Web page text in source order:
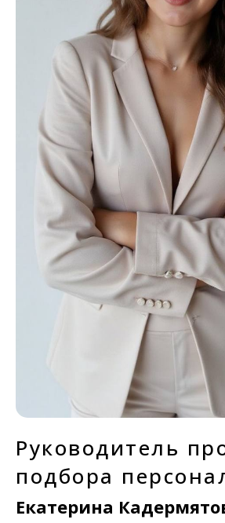
Руководитель
подбора
Екатерина